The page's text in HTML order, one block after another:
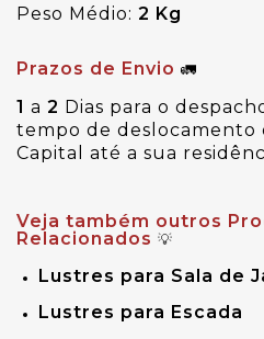
Peso Médio: 2 Kg
Prazos de Envio 🚛
1 a 2 Dias para o
tempo de deslocamento
Capital até a sua
Veja também outros
Relacionados 💡
Lustres para Sala de
Lustres para Escada